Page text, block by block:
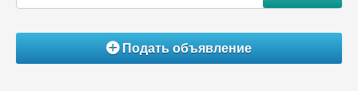
ÁПодать объявление